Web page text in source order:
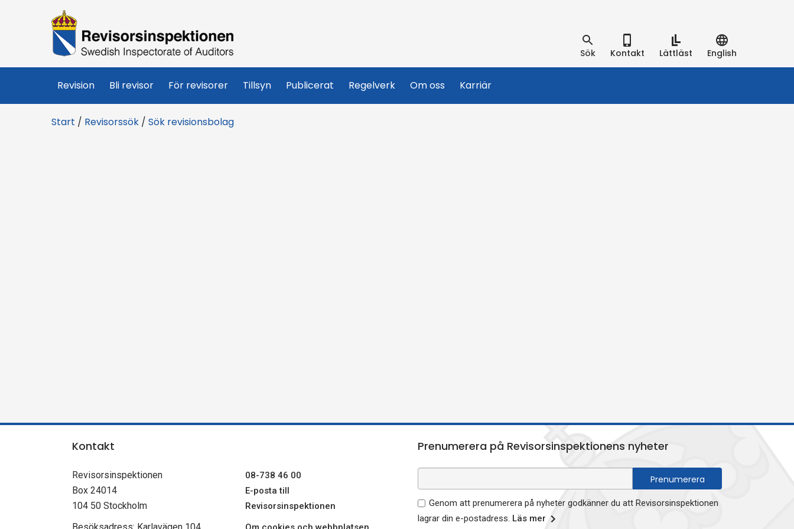
R
e
v
i
Sök Kontakt Lättläst English
Revision Bli revisor För revisorer Tillsyn Publicerat Regelverk Om oss Karriär
Start / Revisorssök / Sök revisionsbolag
Kontakt
Revisorsinspektionen
Box 24014
104 50 Stockholm
08-738 46 00
E-posta till
Revisorsinspektionen
Prenumerera på Revisorsinspektionens nyheter
Genom att prenumerera på nyheter godkänner du att Revisorsinspektionen
lagrar din e-postadress. Läs mer